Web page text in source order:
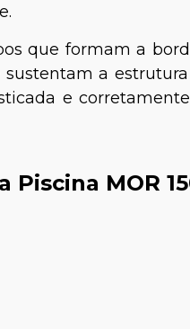
que formam a
a
e
Piscina MOR
Médica-veterinária